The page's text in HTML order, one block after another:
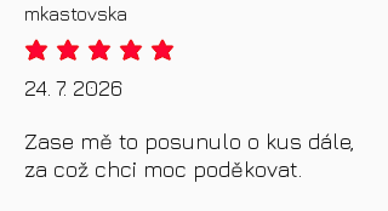
mkastovska
průměrné hodnocení je 5 z 5
24. 7. 2026
Zase mě to posunulo o kus dále,
za což chci moc poděkovat.